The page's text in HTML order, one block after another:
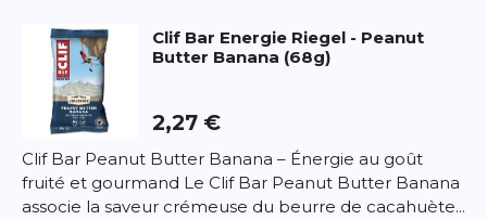
Utilisation :
Idéal avant, pendant ou après une
activité sportive.
Allergènes :
gluten. Peut contenir des traces d’arachides et
d’autres fruits à coque.
Clif Bar Energie Riegel - Peanut
Butter Banana (68g)
2,27 €
Clif Bar Peanut Butter Banana – Énergie au goût
fruité et gourmand Le Clif Bar Peanut Butter Banana
associe la saveur crémeuse du beurre de cacahuète...